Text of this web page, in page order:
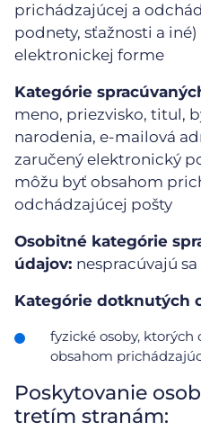
prichádzajúcej a
podnety, sťažnosti a
elektronickej forme
Kategórie
meno, priezvisko, titul,
narodenia, e-mailová
zaručený elektronický
môžu byť obsahom
odchádzajúcej pošty
Osobitné kategórie
údajov: nespracúvajú sa
Kategórie dotknutých
fyzické osoby,
obsahom
Poskytovanie
tretím stranám: